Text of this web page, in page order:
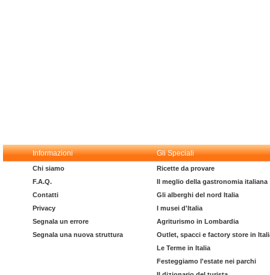
Informazioni Gli Speciali
Chi siamo
F.A.Q.
Contatti
Privacy
Segnala un errore
Segnala una nuova struttura
Ricette da provare
Il meglio della gastronomia italiana
Gli alberghi del nord Italia
I musei d'Italia
Agriturismo in Lombardia
Outlet, spacci e factory store in
Le Terme in Italia
Festeggiamo l'estate nei parchi